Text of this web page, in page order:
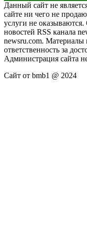
Данный сайт не
сайте ни чего не
услуги не оказываются.
новостей RSS канала
newsru.com. Материалы
ответственность за
Администрация сайта
Сайт от bmb1 @ 2024